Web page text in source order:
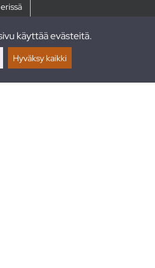
käyttää evästeitä.
Hyväksy kaikki